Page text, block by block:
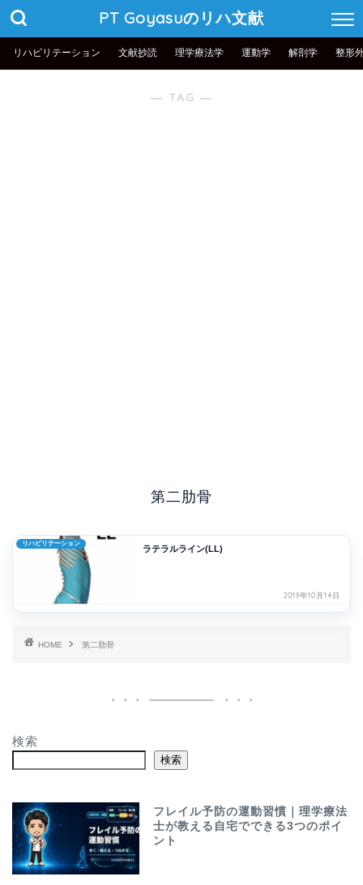
PT Goyasuのリハ文献
リハビリテーション 文献抄読 理学療法学 運動学 解剖学 整形
― TAG ―
第二肋骨
リハビリテーション
ラテラルライン(LL)
2019年10月14日
HOME 第二肋骨
検索
検索
フレイル予防の運動習慣｜理学療法
士が教える自宅でできる3つのポイ
ント